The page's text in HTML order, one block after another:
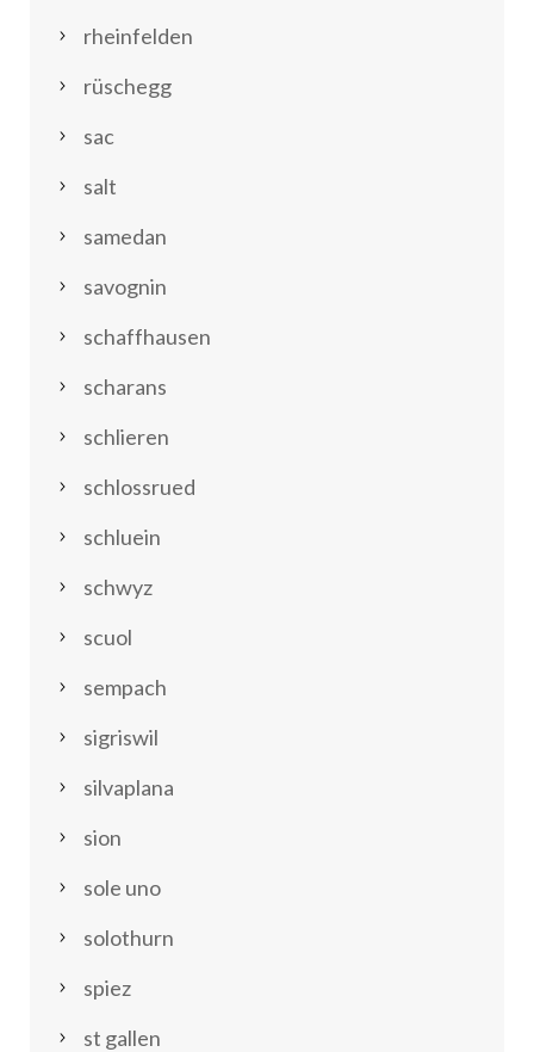
rheinfelden
rüschegg
sac
salt
samedan
savognin
schaffhausen
scharans
schlieren
schlossrued
schluein
schwyz
scuol
sempach
sigriswil
silvaplana
sion
sole uno
solothurn
spiez
st gallen